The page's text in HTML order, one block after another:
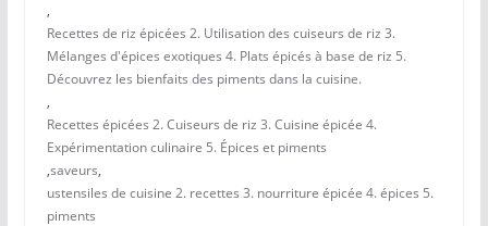
,
Recettes de riz épicées 2. Utilisation des cuiseurs de riz 3.
Mélanges d'épices exotiques 4. Plats épicés à base de riz 5.
Découvrez les bienfaits des piments dans la cuisine.
,
Recettes épicées 2. Cuiseurs de riz 3. Cuisine épicée 4.
Expérimentation culinaire 5. Épices et piments
,saveurs,
ustensiles de cuisine 2. recettes 3. nourriture épicée 4. épices 5.
piments